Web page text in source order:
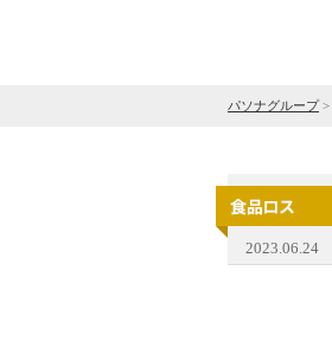
パソナグループ>
2023.06.24